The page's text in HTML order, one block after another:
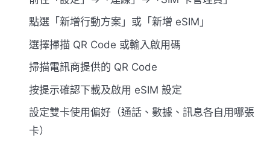
點選「新增行動方案」或「新增 eSIM」
選擇掃描 QR Code 或輸入啟用碼
掃描電訊商提供的 QR Code
按提示確認下載及啟用 eSIM 設定
設定雙卡使用偏好（通話、數據、訊息各自用哪張
卡）